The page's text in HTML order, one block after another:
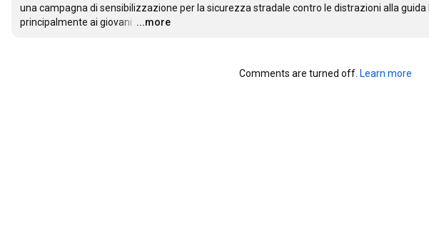
una campagna di sensibilizzazione per la sicurezza stradale contro le distrazioni alla guida
principalmente ai giovani. …
...more
Comments are turned off. Learn more